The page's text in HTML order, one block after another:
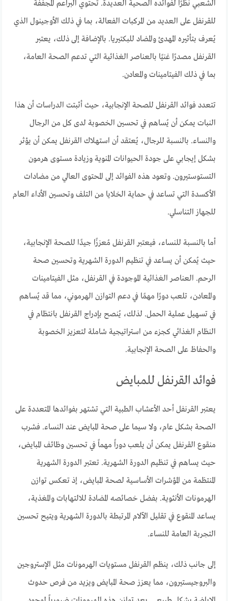
الشعبي نظرًا لفوائده الصحية العديدة. تحتوي البراعم المجففة
للقرنفل على العديد من المركبات الفعالة، بما في ذلك الأوجينول الذي
يُعرف بتأثيره المهدئ والمضاد للبكتيريا. بالإضافة إلى ذلك، يعتبر
القرنفل مصدرًا غنيًا بالعناصر الغذائية التي تدعم الصحة العامة،
بما في ذلك الفيتامينات والمعادن.
تتعدد فوائد القرنفل للصحة الإنجابية، حيث أثبتت الدراسات أن هذا
النبات يمكن أن يُساهم في تحسين الخصوبة لدى كل من الرجال
والنساء. بالنسبة للرجال، يُعتقد أن استهلاك القرنفل يمكن أن يؤثر
بشكل إيجابي على جودة الحيوانات المنوية وزيادة مستوى هرمون
التستوستيرون. وتعود هذه الفوائد إلى المحتوى العالي من مضادات
الأكسدة التي تساعد في حماية الخلايا من التلف وتحسين الأداء العام
للجهاز التناسلي.
أما بالنسبة للنساء، فيعتبر القرنفل مُعززًا جيدًا للصحة الإنجابية،
حيث يُمكن أن يساعد في تنظيم الدورة الشهرية وتحسين صحة
الرحم. العناصر الغذائية الموجودة في القرنفل، مثل الفيتامينات
والمعادن، تلعب دورًا مهمًا في دعم التوازن الهرموني، مما قد يُساهم
في تسهيل عملية الحمل. لذلك، يُنصح بإدراج القرنفل بانتظام في
النظام الغذائي كجزء من استراتيجية شاملة لتعزيز الخصوبة
والحفاظ على الصحة الإنجابية.
فوائد القرنفل للمبايض
يعتبر القرنفل أحد الأعشاب الطبية التي تشتهر بفوائدها المتعددة على
الصحة بشكل عام، ولا سيما على صحة المبايض عند النساء. فشرب
منقوع القرنفل يمكن أن يلعب دوراً مهماً في تحسين وظائف المبايض،
حيث يساهم في تنظيم الدورة الشهرية. تعتبر الدورة الشهرية
المنتظمة من المؤشرات الأساسية لصحة المبايض، إذ تعكس توازن
الهرمونات الأنثوية. بفضل خصائصه المضادة للالتهابات والمغذية،
يساعد المنقوع في تقليل الآلام المرتبطة بالدورة الشهرية ويتيح تحسين
التجربة العامة للنساء.
إلى جانب ذلك، ينظم القرنفل مستويات الهرمونات مثل الإستروجين
والبروجيستيرون، مما يعزز صحة المبايض ويزيد من فرص حدوث